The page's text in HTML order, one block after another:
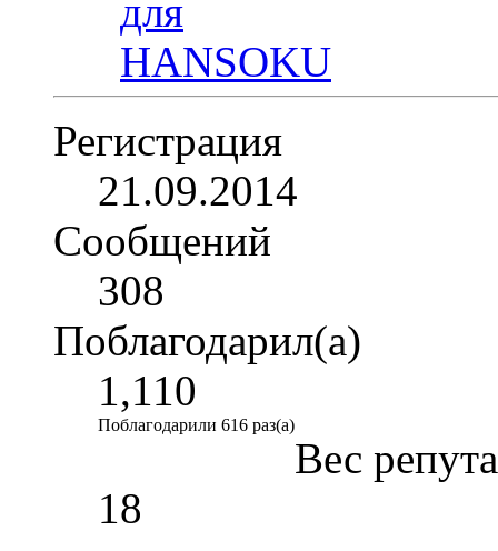
Регистрация
21.09.2014
Сообщений
308
Поблагодарил(а)
1,110
Поблагодарили 616 раз(а)
Вес
18